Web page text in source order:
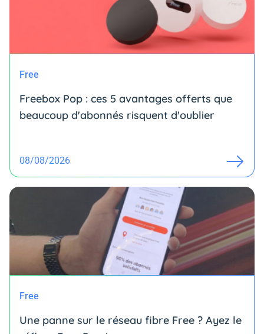
Free
Freebox Pop : ces 5 avantages offerts que
beaucoup d'abonnés risquent d'oublier
08/08/2026
Free
Une panne sur le réseau fibre Free ? Ayez le